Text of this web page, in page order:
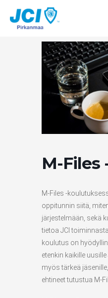
sisältöön
M-Files
M-Files -
oppitunnin siitä,
järjestelmään, sekä
tietoa JCI
koulutus on
etenkin kaikille
myös tärkeä
ehtineet tutustua M-